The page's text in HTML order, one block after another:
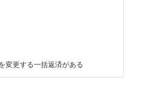
変更する一括返済がある